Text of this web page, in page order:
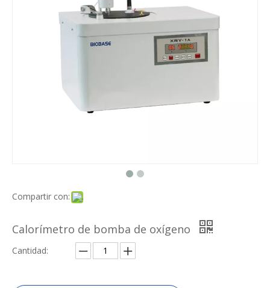
Compartir con:
Calorímetro de bomba de oxígeno
Cantidad: